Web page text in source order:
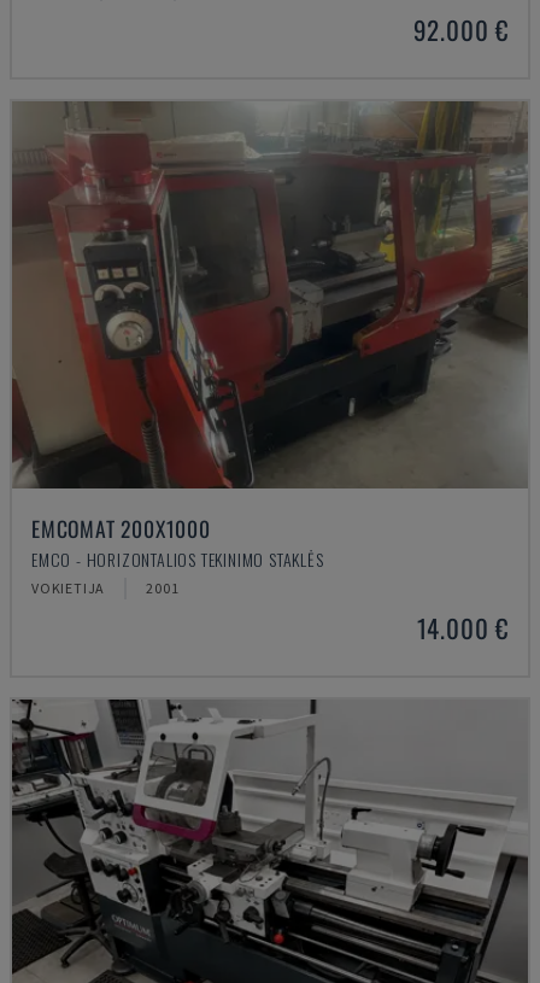
92.000 €
EMCOMAT 200X1000
EMCO - HORIZONTALIOS TEKINIMO STAKLĖS
VOKIETIJA 2001
14.000 €